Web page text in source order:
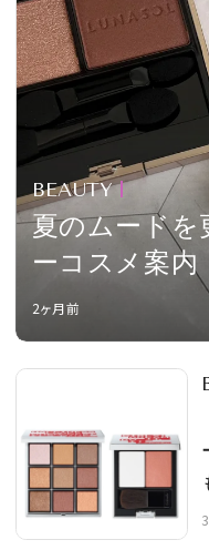
会員登録
Log in or Sign
SPUR読者のための
「The SPUR Club」。
めます。
ログイ
BEAUTY
夏のムードを
ーコスメ案
ンメイク】【
2ヶ月前